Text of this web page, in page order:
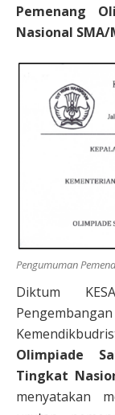
Pemenang
Nasional
Pengumuman
Diktum
Olimpiade
Tingkat
menyatakan